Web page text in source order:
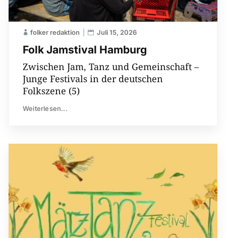
Folk Jamstival Hamburg
folker redaktion Juli 15, 2026
Zwischen Jam, Tanz und Gemeinschaft –
Junge Festivals in der deutschen
Folkszene (5)
Weiterlesen...